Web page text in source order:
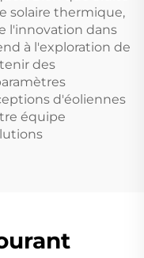
solaire thermique,
l'innovation dans
à l'exploration de
des
d'éoliennes
équipe